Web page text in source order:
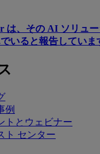
は、その AI ソリュ
いると報告していま
例
トとウェビナー
ト センター